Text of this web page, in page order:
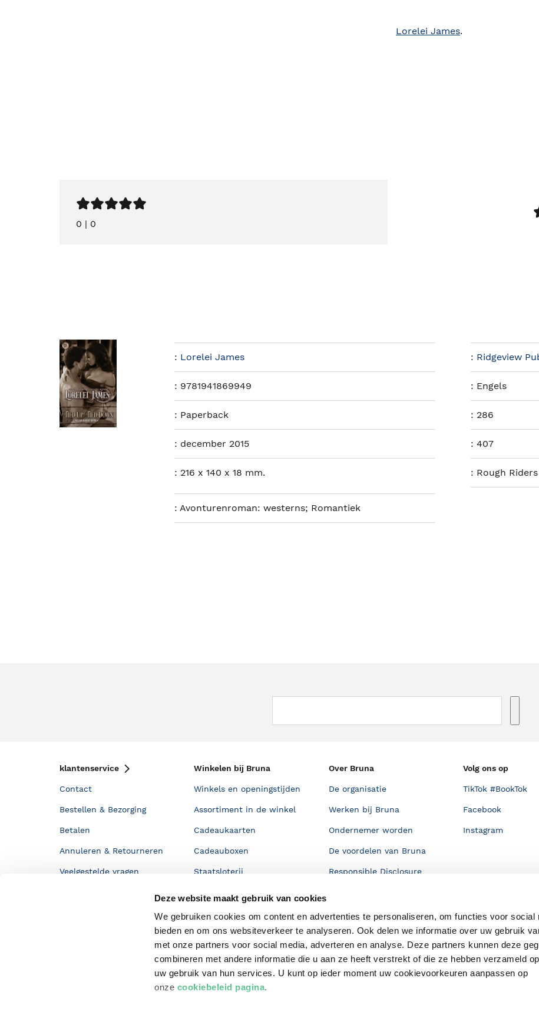
Deze website maakt gebruik van cookies
We gebruiken cookies om content en advertenties te personaliseren, om functies voor social
bieden en om ons websiteverkeer te analyseren. Ook delen we informatie over uw gebruik
met onze partners voor social media, adverteren en analyse. Deze partners kunnen deze
combineren met andere informatie die u aan ze heeft verstrekt of die ze hebben verzameld
uw gebruik van hun services. U kunt op ieder moment uw cookievoorkeuren aanpassen op
onze cookiebeleid pagina.
Lorelei James.
0 | 0
: Lorelei James : Ridgeview
: 9781941869949 : Engels
: Paperback : 286
: december 2015 :407
: 216 x 140 x 18 mm. : Rough
: Avonturenroman: westerns; Romantiek
klantenservice
Contact
Bestellen & Bezorging
Betalen
Annuleren & Retourneren
Veelgestelde vragen
Winkelen bij Bruna
Winkels en openingstijden
Assortiment in de winkel
Cadeaukaarten
Cadeauboxen
Staatsloterij
Over Bruna
De organisatie
Werken bij Bruna
Ondernemer worden
De voordelen van Bruna
Responsible Disclosure
Volg ons op
TikTok #BookTok
Facebook
Instagram